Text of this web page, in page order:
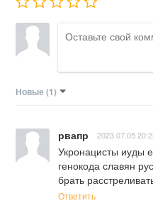
Новые (1)
рвапр 2023.07.05
Укронацисты иуды
генокода славян
брать
Ответить